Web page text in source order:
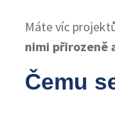
Máte víc
nimi přirozeně
Čemu